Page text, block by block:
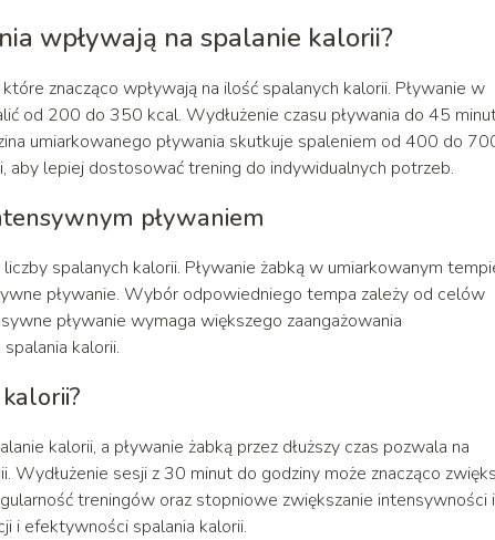
wpływają na spalanie kalorii?
znacząco wpływają na ilość spalanych kalorii. Pływanie w
od 200 do 350 kcal. Wydłużenie czasu pływania do 45
umiarkowanego pływania skutkuje spaleniem od 400 do
lepiej dostosować trening do indywidualnych potrzeb.
pływaniem
spalanych kalorii. Pływanie żabką w umiarkowanym
pływanie. Wybór odpowiedniego tempa zależy od celów
pływanie wymaga większego zaangażowania
kalorii.
kalorii, a pływanie żabką przez dłuższy czas pozwala na
sesji z 30 minut do godziny może znacząco
treningów oraz stopniowe zwiększanie intensywności i
i efektywności spalania kalorii.